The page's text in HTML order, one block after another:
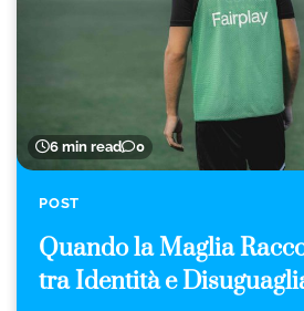
6 min read 0
POST
Quando la Maglia
tra Identità e